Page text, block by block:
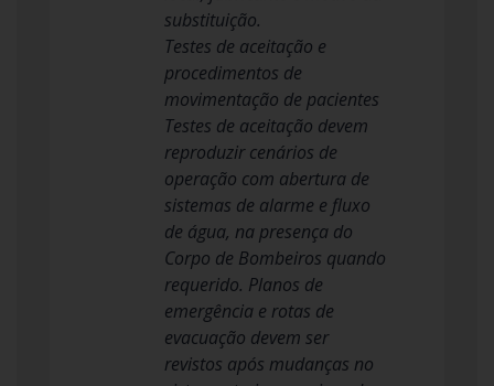
substituição.
Testes de aceitação e
procedimentos de
movimentação de pacientes
Testes de aceitação devem
reproduzir cenários de
operação com abertura de
sistemas de alarme e fluxo
de água, na presença do
Corpo de Bombeiros quando
requerido. Planos de
emergência e rotas de
evacuação devem ser
revistos após mudanças no